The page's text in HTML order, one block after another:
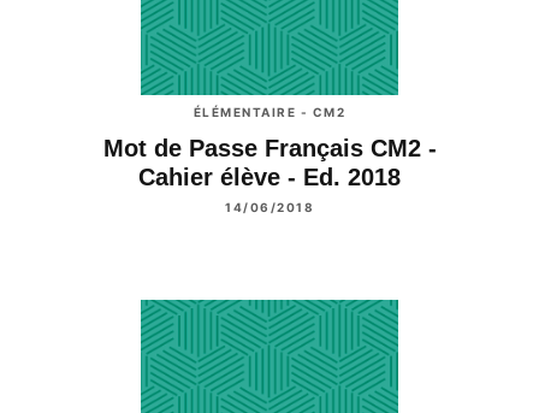
ÉLÉMENTAIRE - CM2
Mot de Passe Français CM2 -
Cahier élève - Ed. 2018
14/06/2018